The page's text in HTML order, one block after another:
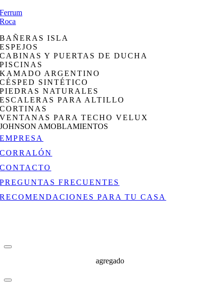
Ferrum
Roca
BAÑERAS ISLA
ESPEJOS
CABINAS Y PUERTAS DE DUCHA
PISCINAS
KAMADO ARGENTINO
CÉSPED SINTÉTICO
PIEDRAS NATURALES
ESCALERAS PARA ALTILLO
CORTINAS
VENTANAS PARA TECHO VELUX
JOHNSON AMOBLAMIENTOS
EMPRESA
CORRALÓN
CONTACTO
PREGUNTAS FRECUENTES
RECOMENDACIONES PARA TU CASA
agregado